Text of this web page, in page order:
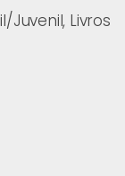
Juvenil, Livros